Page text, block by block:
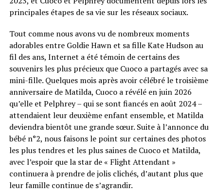
principales étapes de sa vie sur les réseaux sociaux.
Tout comme nous avons vu de nombreux moments
adorables entre Goldie Hawn et sa fille Kate Hudson au
fil des ans, Internet a été témoin de certains des
souvenirs les plus précieux que Cuoco a partagés avec sa
mini-fille. Quelques mois après avoir célébré le troisième
anniversaire de Matilda, Cuoco a révélé en juin 2026
qu’elle et Pelphrey – qui se sont fiancés en août 2024 –
attendaient leur deuxième enfant ensemble, et Matilda
deviendra bientôt une grande sœur. Suite à l’annonce du
bébé n°2, nous faisons le point sur certaines des photos
les plus tendres et les plus saines de Cuoco et Matilda,
avec l’espoir que la star de « Flight Attendant »
continuera à prendre de jolis clichés, d’autant plus que
leur famille continue de s’agrandir.